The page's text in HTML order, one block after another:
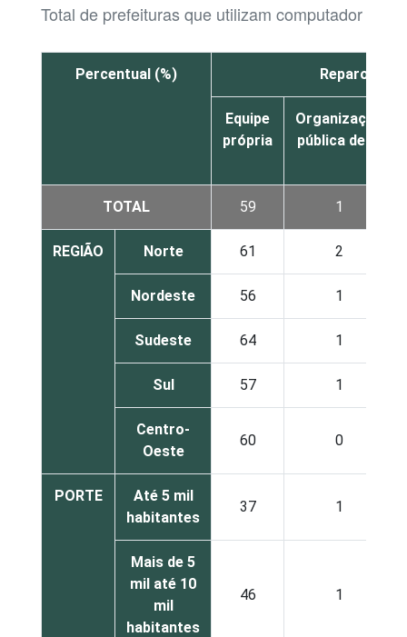
Total de prefeituras que utilizam computador
Percentual (%) Reparo e
Equipe
própria
Organização
pública de TI
TOTAL 59 1
REGIÃO Norte 61 2
Nordeste 56 1
Sudeste 64 1
Sul 57 1
Centro-
Oeste
60 0
PORTE
Até 5 mil
habitantes
37 1
Mais de 5
mil até 10
mil
habitantes
46 1